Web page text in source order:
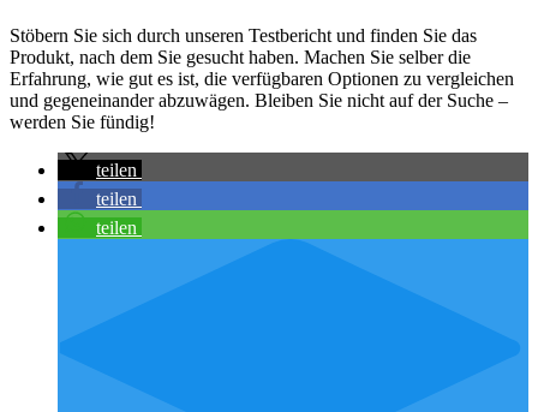
Stöbern Sie sich durch unseren Testbericht und finden Sie das
Produkt, nach dem Sie gesucht haben. Machen Sie selber die
Erfahrung, wie gut es ist, die verfügbaren Optionen zu vergleichen
und gegeneinander abzuwägen. Bleiben Sie nicht auf der Suche –
werden Sie fündig!
teilen
teilen
teilen